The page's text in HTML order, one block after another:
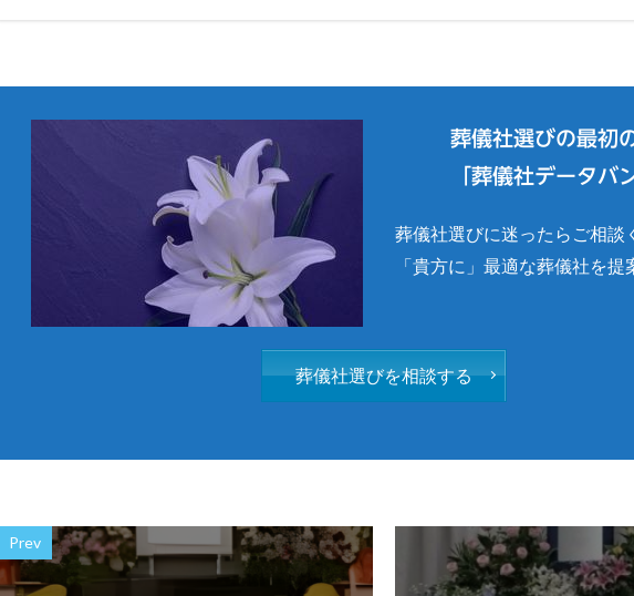
葬儀社選びの最初
「葬儀社データバ
葬儀社選びに迷ったらご相談
「貴方に」最適な葬儀社を提
葬儀社選びを相談する
Prev